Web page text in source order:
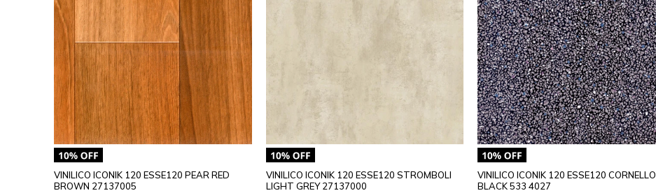
VINILICO ICONIK 120 ESSE120 PEAR RED
BROWN 27137005
VINILICO ICONIK 120 ESSE120 STROMBOLI
LIGHT GREY 27137000
VINILICO ICONIK 120 ESSE120 CORNELLO
BLACK 533 4027